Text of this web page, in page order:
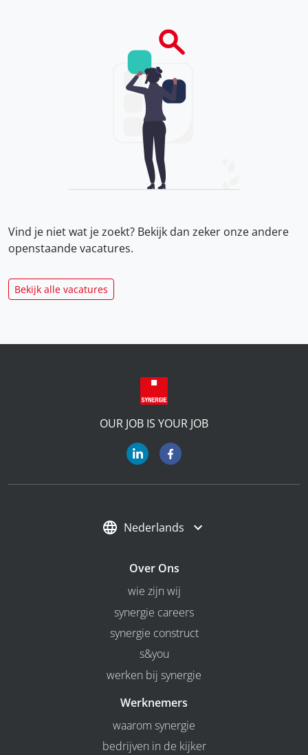
Vind je niet wat je zoekt? Bekijk dan zeker onzeandere
openstaande vacatures.
Bekijk alle vacatures
OUR JOB IS YOUR JOB
Nederlands
Over Ons
wie zijn wij
synergie careers
synergie construct
s&you
werken bij synergie
Werknemers
waarom synergie
bedrijven in de kijker